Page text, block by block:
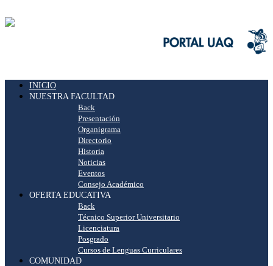
INICIO
NUESTRA FACULTAD
Back
Presentación
Organigrama
Directorio
Historia
Noticias
Eventos
Consejo Académico
OFERTA EDUCATIVA
Back
Técnico Superior Universitario
Licenciatura
Posgrado
Cursos de Lenguas Curriculares
COMUNIDAD